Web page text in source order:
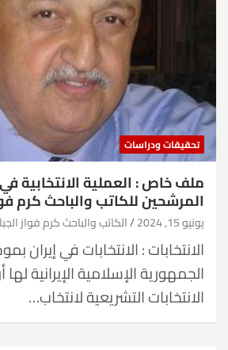
تحقيقات ودراسات
ملف خاص : العملية الانتخابية في
المرشحين للكاتب والباحث كرم
يونيو 15, 2024 الكاتب والباحث كرم فواز
الانتخابات : الانتخابات في إيران
الجمهورية الإسلامية الإيرانية لها
الانتخابات التشريعية لانتخاب…